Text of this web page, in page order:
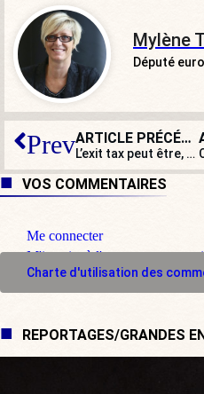
Mylène
Député
Prev ARTICLE PRÉCÉDENT
L’exit tax peut être, en effet, un mauvais signal donné aux investisseurs
VOS COMMENTAIRES
Me connecter
M'inscrire à l'espace
Charte d'utilisation des
REPORTAGES/GRANDES